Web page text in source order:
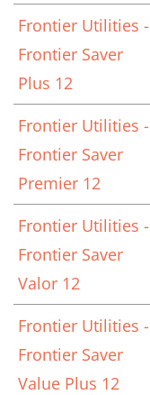
Frontier Utilities -
Frontier Saver
Plus 12
Frontier Utilities -
Frontier Saver
Premier 12
Frontier Utilities -
Frontier Saver
Valor 12
Frontier Utilities -
Frontier Saver
Value Plus 12